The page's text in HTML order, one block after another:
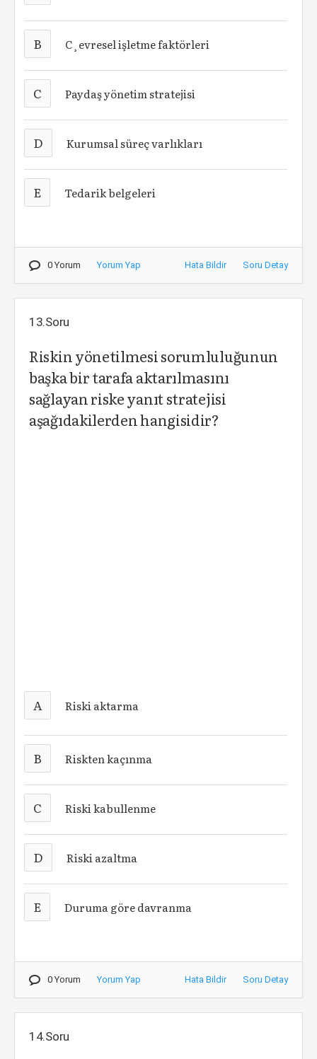
B C¸evresel işletme faktörleri
C Paydaş yönetim stratejisi
D Kurumsal süreç varlıkları
E Tedarik belgeleri
0 Yorum Yorum Yap Hata Bildir Soru Detay
13.Soru
Riskin yönetilmesi sorumluluğunun
başka bir tarafa aktarılmasını
sağlayan riske yanıt stratejisi
aşağıdakilerden hangisidir?
A Riski aktarma
B Riskten kaçınma
C Riski kabullenme
D Riski azaltma
E Duruma göre davranma
0 Yorum Yorum Yap Hata Bildir Soru Detay
14.Soru